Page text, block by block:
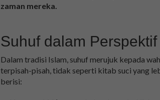
zaman mereka.
Suhuf dalam Perspektif
Dalam tradisi Islam, suhuf merujuk kepada
terpisah-pisah, tidak seperti kitab suci yang
berisi: